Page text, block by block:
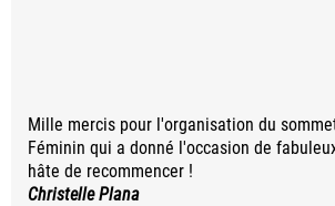
Mille mercis pour l'organisation du
Féminin qui a donné l'occasion de
hâte de recommencer !
Christelle Plana